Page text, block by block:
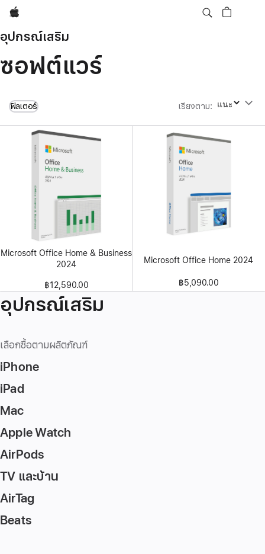
Apple
อุปกรณ์เสริม
ซอฟต์แวร์
ฟิลเตอร์ เรียงตาม: เรียงตาม
Microsoft Office Home & Business
2024
฿12,590.00
Microsoft Office Home 2024
฿5,090.00
อุปกรณ์เสริม
เลือกซื้อตามผลิตภัณฑ์
iPhone
iPad
Mac
Apple Watch
AirPods
TV และบ้าน
AirTag
Beats